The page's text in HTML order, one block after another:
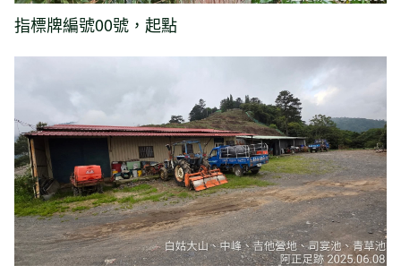
指標牌編號00號，起點